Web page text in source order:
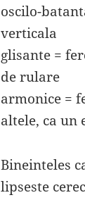
oscilo-
verticala
glisante =
de rulare
armonice =
altele, ca un
Bineinteles
lipseste